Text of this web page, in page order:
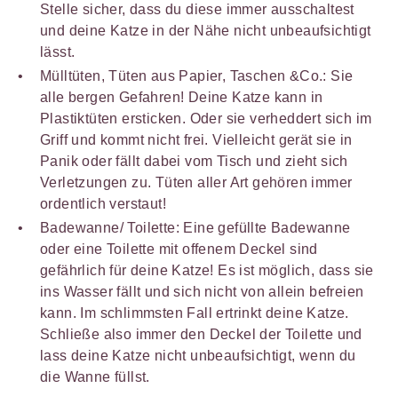
Stelle sicher, dass du diese immer ausschaltest
und deine Katze in der Nähe nicht unbeaufsichtigt
lässt.
Mülltüten, Tüten aus Papier, Taschen &Co.: Sie
alle bergen Gefahren! Deine Katze kann in
Plastiktüten ersticken. Oder sie verheddert sich im
Griff und kommt nicht frei. Vielleicht gerät sie in
Panik oder fällt dabei vom Tisch und zieht sich
Verletzungen zu. Tüten aller Art gehören immer
ordentlich verstaut!
Badewanne/ Toilette: Eine gefüllte Badewanne
oder eine Toilette mit offenem Deckel sind
gefährlich für deine Katze! Es ist möglich, dass sie
ins Wasser fällt und sich nicht von allein befreien
kann. Im schlimmsten Fall ertrinkt deine Katze.
Schließe also immer den Deckel der Toilette und
lass deine Katze nicht unbeaufsichtigt, wenn du
die Wanne füllst.